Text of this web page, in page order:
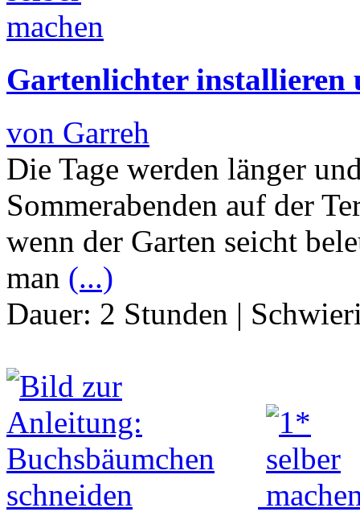
Gartenlichter installieren
von Garreh
Die Tage werden länger
Sommerabenden auf der
wenn der Garten seicht
man (...)
Dauer: 2 Stunden |